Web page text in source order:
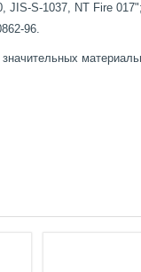
JIS-S-1037, NT Fire 017";
96.